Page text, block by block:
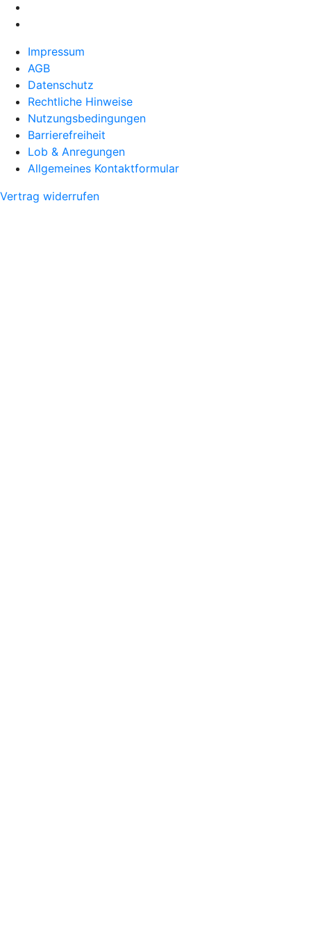
Impressum
AGB
Datenschutz
Rechtliche Hinweise
Nutzungsbedingungen
Barrierefreiheit
Lob & Anregungen
Allgemeines Kontaktformular
Vertrag widerrufen